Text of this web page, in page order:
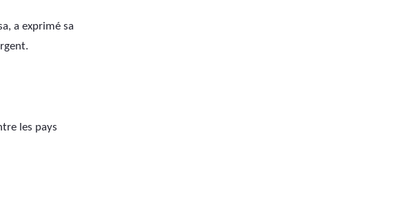
a exprimé sa
les pays